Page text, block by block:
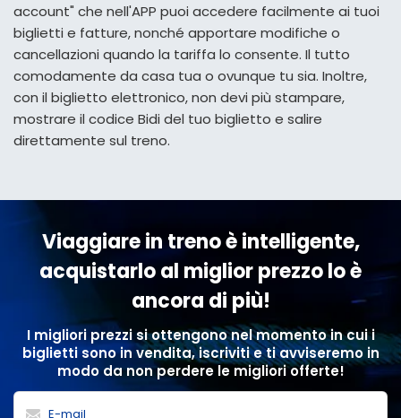
account" che nell'APP puoi accedere facilmente ai tuoi
biglietti e fatture, nonché apportare modifiche o
cancellazioni quando la tariffa lo consente. Il tutto
comodamente da casa tua o ovunque tu sia. Inoltre,
con il biglietto elettronico, non devi più stampare,
mostrare il codice Bidi del tuo biglietto e salire
direttamente sul treno.
Viaggiare in treno è intelligente,
acquistarlo al miglior prezzo lo è
ancora di più!
I migliori prezzi si ottengono nel momento in cui i
biglietti sono in vendita, iscriviti e ti avviseremo in
modo da non perdere le migliori offerte!